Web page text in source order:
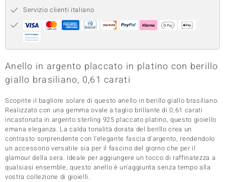
Servizio clienti italiano
Anello in argento placcato in platino con berillo
giallo brasiliano, 0,61 carati
Scoprite il bagliore solare di questo anello in berillo giallo brasiliano.
Realizzato con una gemma ovale a taglio brillante di 0,61 carati
incastonata in argento sterling 925 placcato platino, questo gioiello
emana eleganza. La calda tonalità dorata del berillo crea un
contrasto sorprendente con l'elegante fascia d'argento, rendendolo
un accessorio versatile sia per il fascino del giorno che per il
glamour della sera. Ideale per aggiungere un tocco di raffinatezza a
qualsiasi ensemble, questo anello è un'aggiunta senza tempo alla
vostra collezione di gioielli.